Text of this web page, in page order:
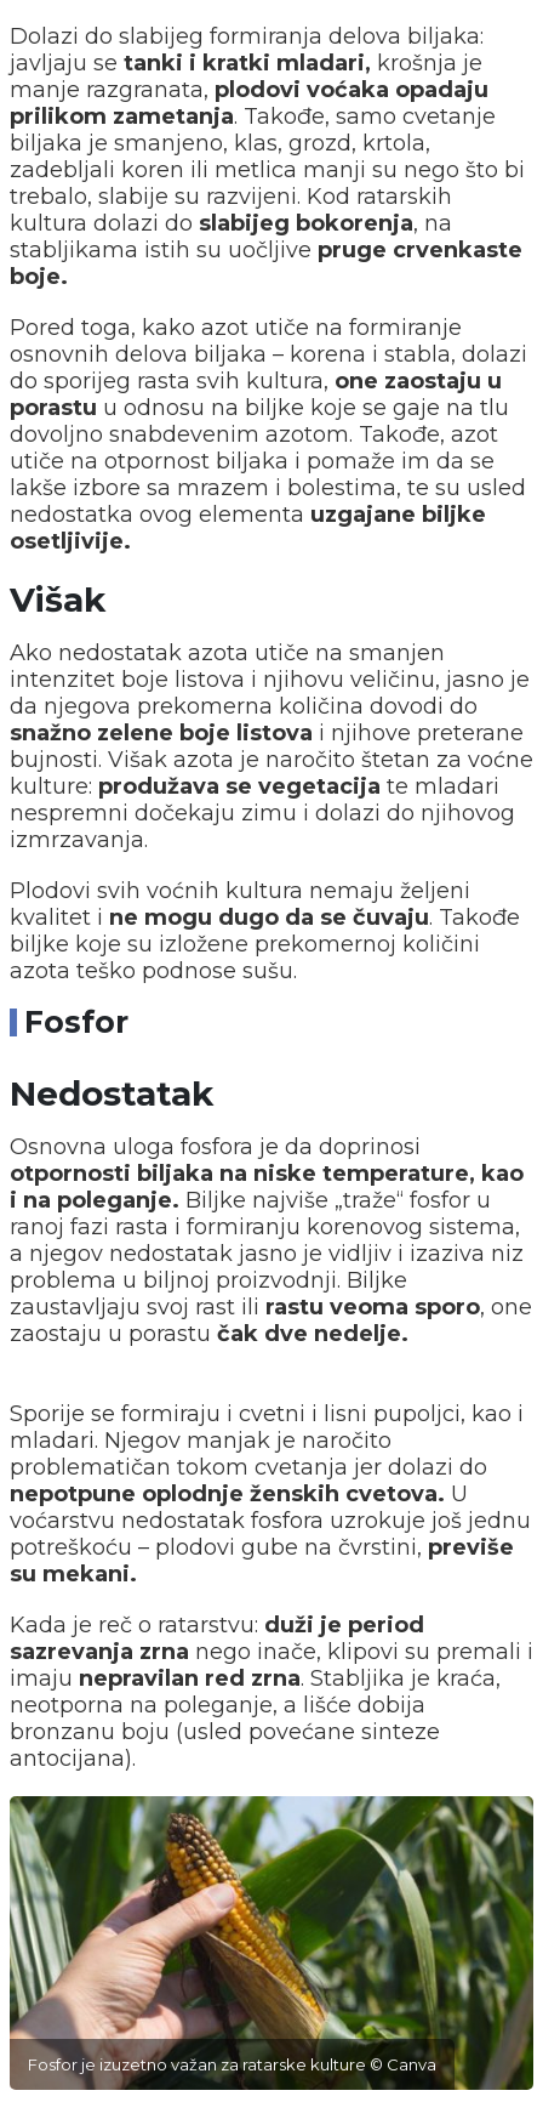
Dolazi do slabijeg formiranja delova biljaka:
javljaju se tanki i kratki mladari, krošnja je
manje razgranata, plodovi voćaka opadaju
prilikom zametanja. Takođe, samo cvetanje
biljaka je smanjeno, klas, grozd, krtola,
zadebljali koren ili metlica manji su nego što bi
trebalo, slabije su razvijeni. Kod ratarskih
kultura dolazi do slabijeg bokorenja, na
stabljikama istih su uočljive pruge crvenkaste
boje.
Pored toga, kako azot utiče na formiranje
osnovnih delova biljaka – korena i stabla, dolazi
do sporijeg rasta svih kultura, one zaostaju u
porastu u odnosu na biljke koje se gaje na tlu
dovoljno snabdevenim azotom. Takođe, azot
utiče na otpornost biljaka i pomaže im da se
lakše izbore sa mrazem i bolestima, te su usled
nedostatka ovog elementa uzgajane biljke
osetljivije.
Višak
Ako nedostatak azota utiče na smanjen
intenzitet boje listova i njihovu veličinu, jasno je
da njegova prekomerna količina dovodi do
snažno zelene boje listova i njihove preterane
bujnosti. Višak azota je naročito štetan za voćne
kulture: produžava se vegetacija te mladari
nespremni dočekaju zimu i dolazi do njihovog
izmrzavanja.
Plodovi svih voćnih kultura nemaju željeni
kvalitet i ne mogu dugo da se čuvaju. Takođe
biljke koje su izložene prekomernoj količini
azota teško podnose sušu.
Fosfor
Nedostatak
Osnovna uloga fosfora je da doprinosi
otpornosti biljaka na niske temperature, kao
i na poleganje. Biljke najviše „traže“ fosfor u
ranoj fazi rasta i formiranju korenovog sistema,
a njegov nedostatak jasno je vidljiv i izaziva niz
problema u biljnoj proizvodnji. Biljke
zaustavljaju svoj rast ili rastu veoma sporo, one
zaostaju u porastu čak dve nedelje.
Sporije se formiraju i cvetni i lisni pupoljci, kao i
mladari. Njegov manjak je naročito
problematičan tokom cvetanja jer dolazi do
nepotpune oplodnje ženskih cvetova. U
voćarstvu nedostatak fosfora uzrokuje još jednu
potreškoću – plodovi gube na čvrstini, previše
su mekani.
Kada je reč o ratarstvu: duži je period
sazrevanja zrna nego inače, klipovi su premali i
imaju nepravilan red zrna. Stabljika je kraća,
neotporna na poleganje, a lišće dobija
bronzanu boju (usled povećane sinteze
antocijana).
Fosfor je izuzetno važan za ratarske kulture © Canva